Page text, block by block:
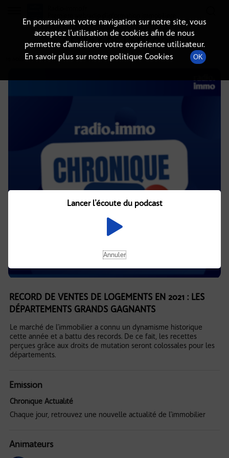
DÉTAILS DE L'ÉPISODE
19 août 2021à 4h02, durée : 2 minutes
RECORD DE VENTES DE LOGEMENTS EN 2021 : LES
DÉPARTEMENTS GRANDS GAGNANTS
Le marché de l’immobilier a connu un dynamisme historique
cette année et a battu des records. De ce fait, les recettes
perçues grâce aux droits de mutation seront colossales pour les
départements.
Emission
Chronique Actualité
Chaque jour, retrouvez une nouvelle actualité de l'immobilier
Animateurs
En poursuivant votre navigation sur notre site, vous
acceptez l’utilisation de cookies afin de nous
permettre d’améliorer votre expérience utilisateur.
En savoir plus sur notre politique Cookies
OK
Lancer l'écoute du podcast
Annuler